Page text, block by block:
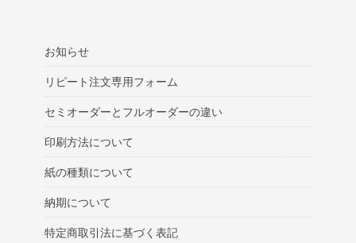
お知らせ
リピート注文専用フォーム
セミオーダーとフルオーダーの違い
印刷方法について
紙の種類について
納期について
特定商取引法に基づく表記